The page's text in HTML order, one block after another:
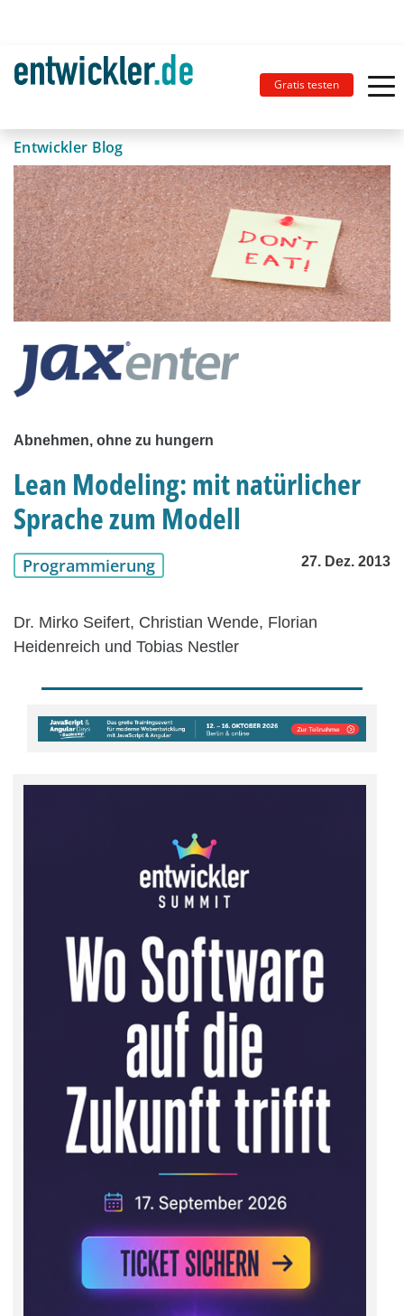
Gratis testen
Entwickler Blog
Abnehmen, ohne zu hungern
Lean Modeling: mit natürlicher
Sprache zum Modell
Programmierung 27. Dez. 2013
Dr. Mirko Seifert, Christian Wende, Florian
Heidenreich und Tobias Nestler